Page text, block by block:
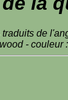
de
- couleur